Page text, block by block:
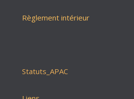
Règlement intérieur
Statuts_APAC